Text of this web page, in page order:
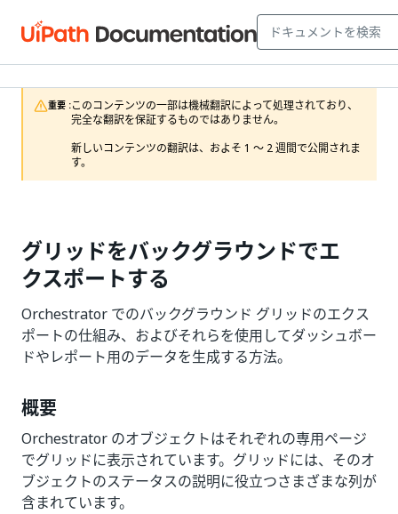
重要 :このコンテンツの一部は機械翻訳によって処理されており、
完全な翻訳を保証するものではありません。
新しいコンテンツの翻訳は、およそ 1 ～ 2 週間で公開されま
す。
グリッドをバックグラウンドでエ
クスポートする
Orchestrator でのバックグラウンド グリッドのエクス
ポートの仕組み、およびそれらを使用してダッシュボー
ドやレポート用のデータを生成する方法。
概要
Orchestrator のオブジェクトはそれぞれの専用ページ
でグリッドに表示されています。グリッドには、そのオ
ブジェクトのステータスの説明に役立つさまざまな列が
含まれています。